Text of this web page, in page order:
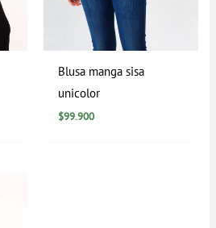
Blusa manga sisa
unicolor
$99.900